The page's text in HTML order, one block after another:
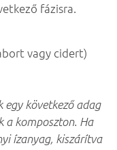
fázisra.
vagy cidert)
következő adag
a komposzton. Ha
ízanyag, kiszárítva